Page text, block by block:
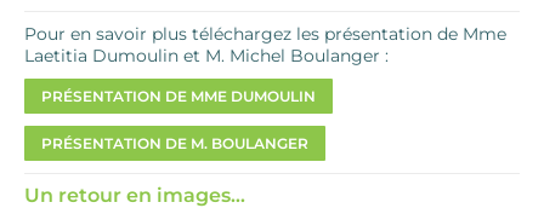
Pour en savoir plus téléchargez les présentation de Mme
Laetitia Dumoulin et M. Michel Boulanger :
PRÉSENTATION DE MME DUMOULIN
PRÉSENTATION DE M. BOULANGER
Un retour en images…